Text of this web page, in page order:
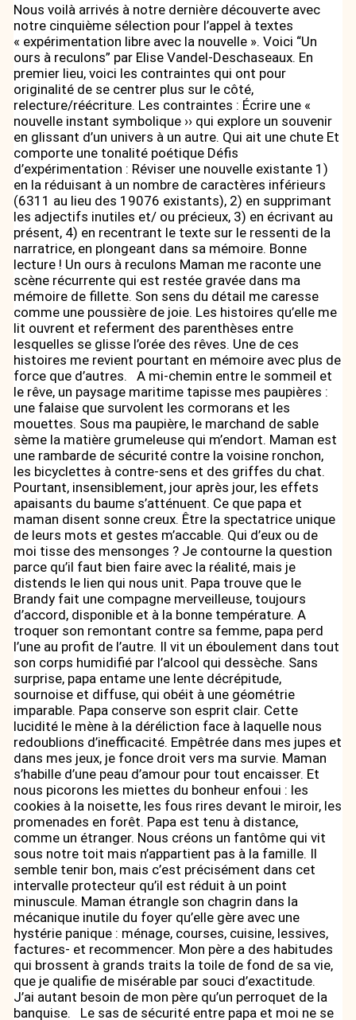
Nous voilà arrivés à notre dernière découverte avec
notre cinquième sélection pour l’appel à textes
« expérimentation libre avec la nouvelle ». Voici “Un
ours à reculons” par Elise Vandel-Deschaseaux. En
premier lieu, voici les contraintes qui ont pour
originalité de se centrer plus sur le côté,
relecture/réécriture. Les contraintes : Écrire une «
nouvelle instant symbolique ›› qui explore un souvenir
en glissant d’un univers à un autre. Qui ait une chute Et
comporte une tonalité poétique Défis
d’expérimentation : Réviser une nouvelle existante 1)
en la réduisant à un nombre de caractères inférieurs
(6311 au lieu des 19076 existants), 2) en supprimant
les adjectifs inutiles et/ ou précieux, 3) en écrivant au
présent, 4) en recentrant le texte sur le ressenti de la
narratrice, en plongeant dans sa mémoire. Bonne
lecture ! Un ours à reculons Maman me raconte une
scène récurrente qui est restée gravée dans ma
mémoire de fillette. Son sens du détail me caresse
comme une poussière de joie. Les histoires qu’elle me
lit ouvrent et referment des parenthèses entre
lesquelles se glisse l’orée des rêves. Une de ces
histoires me revient pourtant en mémoire avec plus de
force que d’autres. A mi-chemin entre le sommeil et
le rêve, un paysage maritime tapisse mes paupières :
une falaise que survolent les cormorans et les
mouettes. Sous ma paupière, le marchand de sable
sème la matière grumeleuse qui m’endort. Maman est
une rambarde de sécurité contre la voisine ronchon,
les bicyclettes à contre-sens et des griffes du chat.
Pourtant, insensiblement, jour après jour, les effets
apaisants du baume s’atténuent. Ce que papa et
maman disent sonne creux. Être la spectatrice unique
de leurs mots et gestes m’accable. Qui d’eux ou de
moi tisse des mensonges ? Je contourne la question
parce qu’il faut bien faire avec la réalité, mais je
distends le lien qui nous unit. Papa trouve que le
Brandy fait une compagne merveilleuse, toujours
d’accord, disponible et à la bonne température. A
troquer son remontant contre sa femme, papa perd
l’une au profit de l’autre. Il vit un éboulement dans tout
son corps humidifié par l’alcool qui dessèche. Sans
surprise, papa entame une lente décrépitude,
sournoise et diffuse, qui obéit à une géométrie
imparable. Papa conserve son esprit clair. Cette
lucidité le mène à la déréliction face à laquelle nous
redoublions d’inefficacité. Empêtrée dans mes jupes et
dans mes jeux, je fonce droit vers ma survie. Maman
s’habille d’une peau d’amour pour tout encaisser. Et
nous picorons les miettes du bonheur enfoui : les
cookies à la noisette, les fous rires devant le miroir, les
promenades en forêt. Papa est tenu à distance,
comme un étranger. Nous créons un fantôme qui vit
sous notre toit mais n’appartient pas à la famille. Il
semble tenir bon, mais c’est précisément dans cet
intervalle protecteur qu’il est réduit à un point
minuscule. Maman étrangle son chagrin dans la
mécanique inutile du foyer qu’elle gère avec une
hystérie panique : ménage, courses, cuisine, lessives,
factures- et recommencer. Mon père a des habitudes
qui brossent à grands traits la toile de fond de sa vie,
que je qualifie de misérable par souci d’exactitude.
J’ai autant besoin de mon père qu’un perroquet de la
banquise. Le sas de sécurité entre papa et moi ne se